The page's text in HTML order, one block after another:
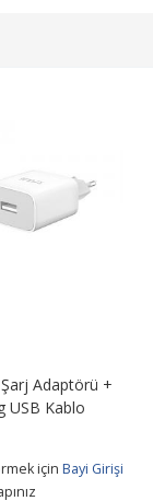
Adaptörü +
USB Kablo
için Bayi Girişi